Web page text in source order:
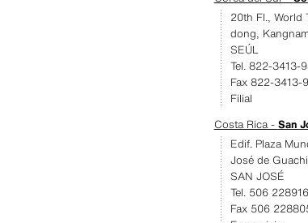
20th Fl., World
dong,
SEÚL
Tel. 822-3413-
Fax 822-3413-
Filial
Costa Rica - San
Edif. Plaza
José de
SAN JOSÉ
Tel. 506
Fax 506